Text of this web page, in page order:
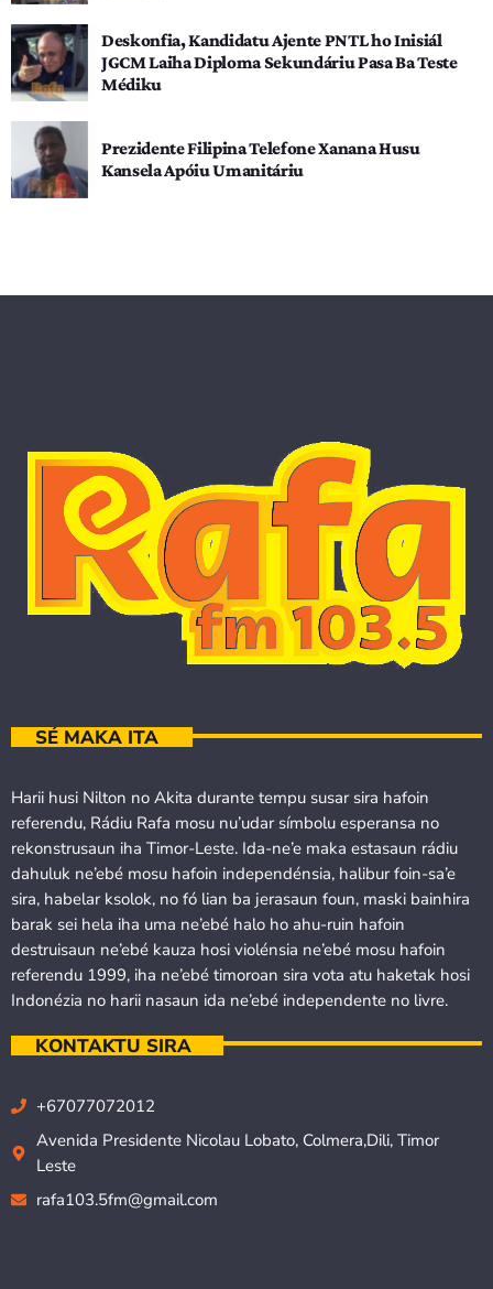
Deskonfia, Kandidatu Ajente PNTL ho Inisiál
JGCM Laiha Diploma Sekundáriu Pasa Ba Teste
Médiku
Prezidente Filipina Telefone Xanana Husu
Kansela Apóiu Umanitáriu
SÉ MAKA ITA
Harii husi Nilton no Akita durante tempu susar sira hafoin
referendu, Rádiu Rafa mosu nu’udar símbolu esperansa no
rekonstrusaun iha Timor-Leste. Ida-ne’e maka estasaun rádiu
dahuluk ne’ebé mosu hafoin independénsia, halibur foin-sa’e
sira, habelar ksolok, no fó lian ba jerasaun foun, maski bainhira
barak sei hela iha uma ne’ebé halo ho ahu-ruin hafoin
destruisaun ne’ebé kauza hosi violénsia ne’ebé mosu hafoin
referendu 1999, iha ne’ebé timoroan sira vota atu haketak hosi
Indonézia no harii nasaun ida ne’ebé independente no livre.
KONTAKTU SIRA
+67077072012
Avenida Presidente Nicolau Lobato, Colmera,Dili, Timor
Leste
rafa103.5fm@gmail.com